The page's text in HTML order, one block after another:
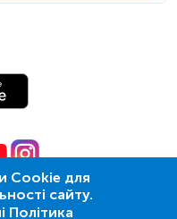
Cookie для
сайту.
Політика